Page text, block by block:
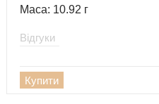
Маса: 10.92 г
Відгуки
Купити